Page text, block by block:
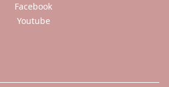
Facebook
Youtube